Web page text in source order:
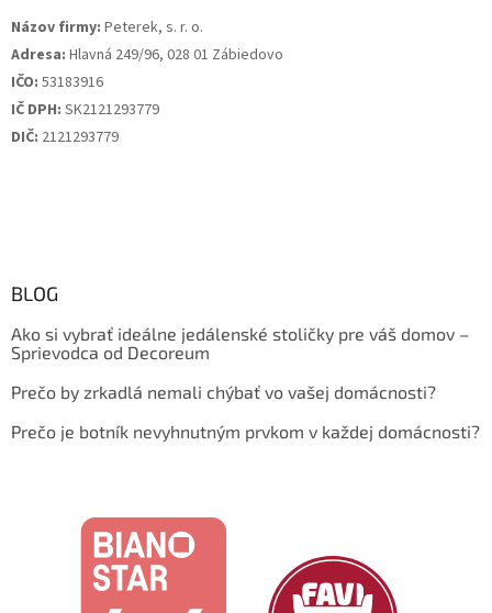
Názov firmy: Peterek, s. r. o.
Adresa: Hlavná 249/96, 028 01 Zábiedovo
IČO: 53183916
IČ DPH: SK2121293779
DIČ: 2121293779
BLOG
Ako si vybrať ideálne jedálenské stoličky pre váš domov –
Sprievodca od Decoreum
Prečo by zrkadlá nemali chýbať vo vašej domácnosti?
Prečo je botník nevyhnutným prvkom v každej domácnosti?